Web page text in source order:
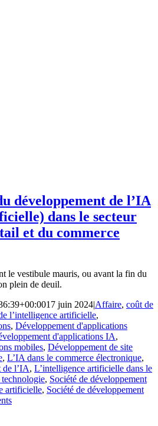
développement de l’IA
dans le secteur
et du commerce
le vestibule mauris, ou avant la fin du
plein de deuil.
17 juin 2024|Affaire, coût de
l’intelligence artificielle,
, Développement d'applications
d'applications IA,
mobiles, Développement de site
, L’IA dans le commerce électronique,
de l’IA, L’intelligence artificielle dans le
, Société de développement
artificielle, Société de développement